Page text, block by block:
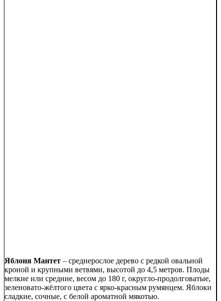
Яблоня Мантет – среднерослое дерево с редкой овальной
кроной и крупными ветвями, высотой до 4,5 метров. Плоды
мелкие или средние, весом до 180 г, округло-продолговатые,
зеленовато-жёлтого цвета с ярко-красным румянцем. Яблоки
сладкие, сочные, с белой ароматной мякотью.